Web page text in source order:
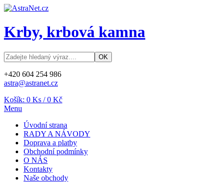
Krby, krbová kamna
+420 604 254 986
astra@astranet.cz
Košík: 0 Ks /0 Kč
Menu
Úvodní strana
RADY A NÁVODY
Doprava a platby
Obchodní podmínky
O NÁS
Kontakty
Naše obchody